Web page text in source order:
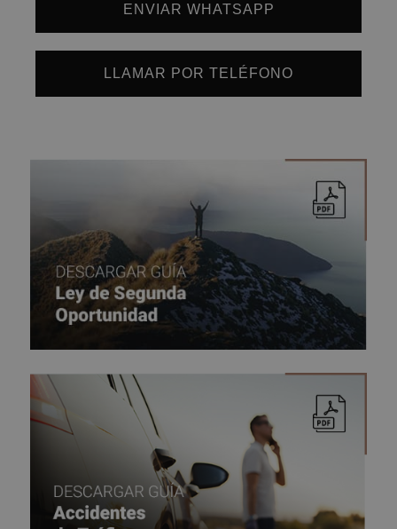
ENVIAR WHATSAPP
LLAMAR POR TELÉFONO